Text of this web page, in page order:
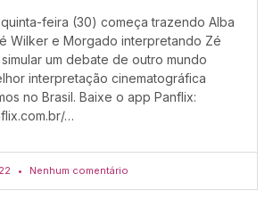
feira (30) começa trazendo Alba
Wilker e Morgado interpretando Zé
um debate de outro mundo
interpretação cinematográfica
no Brasil. Baixe o app Panflix:
…
Nenhum comentário